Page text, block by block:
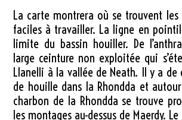
La carte montrera où se trouvent les
faciles à travailler. La ligne en
limite du bassin houiller. De
large ceinture non exploitée qui
Llanelli à la vallée de Neath. Il y a de
de houille dans la Rhondda et
charbon de la Rhondda se trouve
les montages au-dessus de Maerdy.